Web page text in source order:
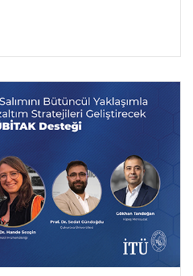
dünyanın önde gelen